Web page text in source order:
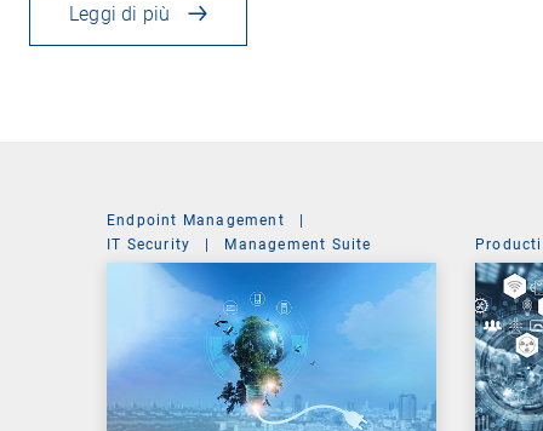
Leggi di più
Endpoint Management
|
IT Security
| Management Suite